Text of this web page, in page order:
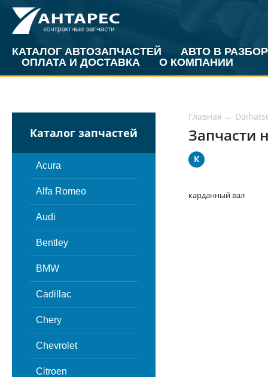
КАТАЛОГ АВТОЗАПЧАСТЕЙ
АВТО В РАЗБОР
ОПЛАТА И ДОСТАВКА
О КОМПАНИИ
Каталог запчастей
Acura
Alfa Romeo
Audi
Bentley
BMW
Cadillac
Chery
Chevrolet
Citroen
Главная ←
Запчасти
К
карданный вал